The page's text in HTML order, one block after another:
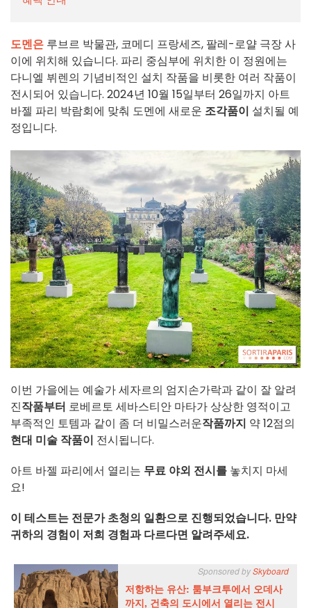
도멘은 루브르 박물관, 코메디 프랑세즈, 팔레-로얄 극장 사
이에 위치해 있습니다. 파리 중심부에 위치한 이 정원에는
다니엘 뷔렌의 기념비적인 설치 작품을 비롯한 여러 작품이
전시되어 있습니다. 2024년 10월 15일부터 26일까지 아트
바젤 파리 박람회에 맞춰 도멘에 새로운 조각품이 설치될 예
정입니다.
이번 가을에는 예술가 세자르의 엄지손가락과 같이 잘 알려
진작품부터 로베르토 세바스티안 마타가 상상한 영적이고
부족적인 토템과 같이 좀 더 비밀스러운작품까지 약 12점의
현대 미술 작품이 전시됩니다.
아트 바젤 파리에서 열리는 무료 야외 전시를 놓치지 마세
요!
이 테스트는 전문가 초청의 일환으로 진행되었습니다. 만약
귀하의 경험이 저희 경험과 다르다면 알려주세요.